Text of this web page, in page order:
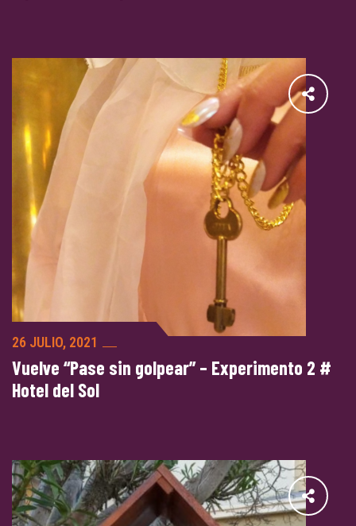
26 JULIO, 2021
Vuelve “Pase sin golpear” – Experimento 2 #
Hotel del Sol